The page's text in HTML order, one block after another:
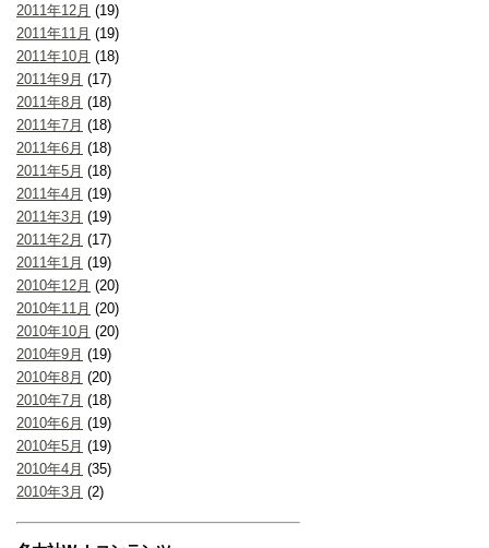
2011年12月 (19)
2011年11月 (19)
2011年10月 (18)
2011年9月 (17)
2011年8月 (18)
2011年7月 (18)
2011年6月 (18)
2011年5月 (18)
2011年4月 (19)
2011年3月 (19)
2011年2月 (17)
2011年1月 (19)
2010年12月 (20)
2010年11月 (20)
2010年10月 (20)
2010年9月 (19)
2010年8月 (20)
2010年7月 (18)
2010年6月 (19)
2010年5月 (19)
2010年4月 (35)
2010年3月 (2)